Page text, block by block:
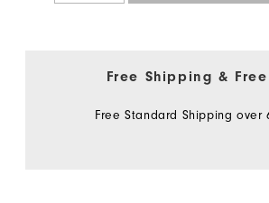
Free Shipping &
Free Standard Shipping over